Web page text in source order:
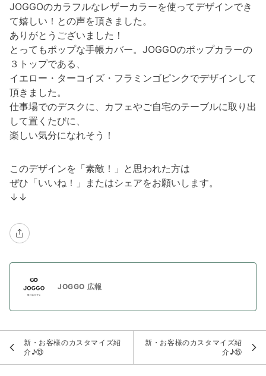
JOGGOのカラフルなレザーカラーを使ってデザインでき
て嬉しい！との声を頂きました。
ありがとうございました！
とってもポップな手帳カバー。JOGGOのポップカラーの
３トップである、
イエロー・ターコイズ・フラミンゴピンクでデザインして
頂きました。
仕事場でのデスクに、カフェやご自宅のテーブルに取り出
して置くたびに、
楽しい気分になれそう！
このデザインを「素敵！」と思われた方は
ぜひ「いいね！」またはシェアをお願いします。
↓↓
JOGGO 広報
新・お客様のカスタマイズ紹
介♪⑬
新・お客様のカスタマイズ紹
介♪⑮